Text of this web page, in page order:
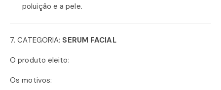
poluição e a pele.
7. CATEGORIA: SERUM FACIAL
O produto eleito:
Os motivos: